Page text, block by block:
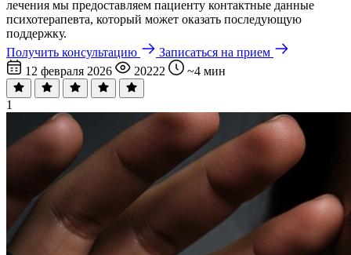
лечения мы предоставляем пациенту контактные данные
психотерапевта, который может оказать последующую
поддержку.
Получить консультацию
Записаться на прием
12 февраля 2026
20222 ~4 мин
1